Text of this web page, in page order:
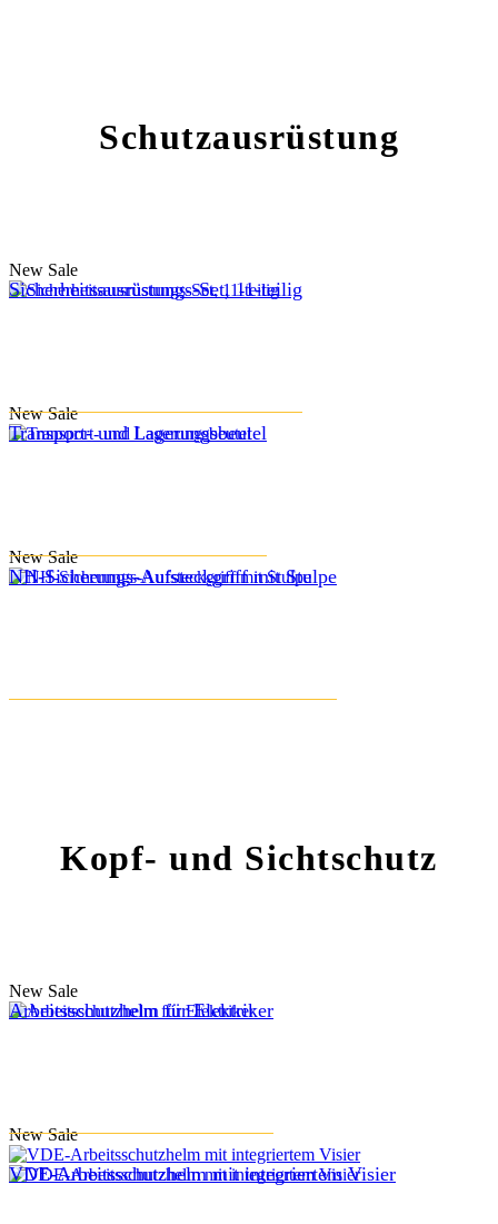
Schutzausrüstung
New Sale
Sicherheitsausrüstungs-Set, 11-teilig
New Sale
Transport- und Lagerungsbeutel
New Sale
NH-Sicherungs-Aufsteckgriff mit Stulpe
Kopf- und Sichtschutz
New Sale
Arbeitsschutzhelm für Elektriker
New Sale
VDE-Arbeitsschutzhelm mit integriertem Visier